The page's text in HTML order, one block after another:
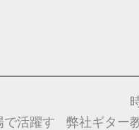
で活躍す
弊社ギター